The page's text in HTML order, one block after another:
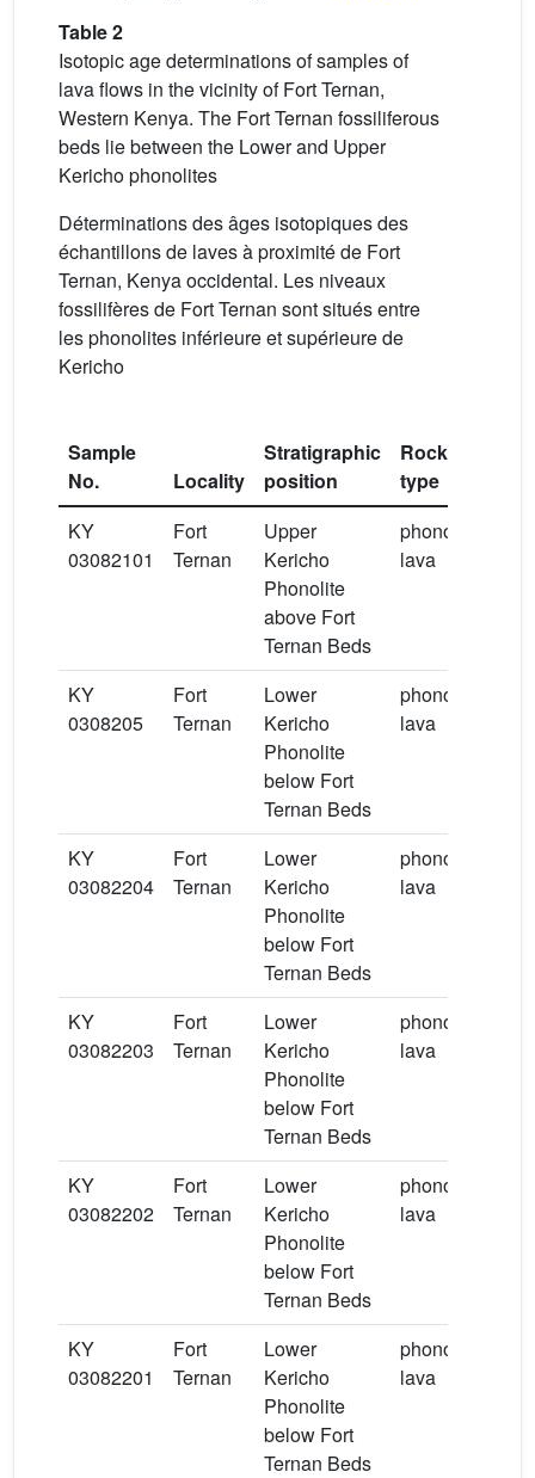
Table 2
Isotopic age determinations of samples of
lava flows in the vicinity of Fort Ternan,
Western Kenya. The Fort Ternan fossiliferous
beds lie between the Lower and Upper
Kericho phonolites
Déterminations des âges isotopiques des
échantillons de laves à proximité de Fort
Ternan, Kenya occidental. Les niveaux
fossilifères de Fort Ternan sont situés entre
les phonolites inférieure et supérieure de
Kericho
Sample
No.
Locality
Stratigraphic
position
Rock
type
KY
03082101
Fort
Ternan
Upper
Kericho
Phonolite
above Fort
Ternan Beds
phonolite
lava
KY
0308205
Fort
Ternan
Lower
Kericho
Phonolite
below Fort
Ternan Beds
phonolite
lava
KY
03082204
Fort
Ternan
Lower
Kericho
Phonolite
below Fort
Ternan Beds
phonolite
lava
KY
03082203
Fort
Ternan
Lower
Kericho
Phonolite
below Fort
Ternan Beds
phonolite
lava
KY
03082202
Fort
Ternan
Lower
Kericho
Phonolite
below Fort
Ternan Beds
phonolite
lava
KY
03082201
Fort
Ternan
Lower
Kericho
Phonolite
below Fort
Ternan Beds
phonolite
lava